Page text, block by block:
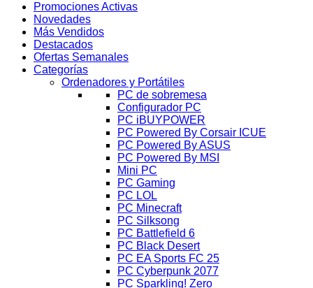
Promociones Activas
Novedades
Más Vendidos
Destacados
Ofertas Semanales
Categorías
Ordenadores y Portátiles
PC de sobremesa
Configurador PC
PC iBUYPOWER
PC Powered By Corsair ICUE
PC Powered By ASUS
PC Powered By MSI
Mini PC
PC Gaming
PC LOL
PC Minecraft
PC Silksong
PC Battlefield 6
PC Black Desert
PC EA Sports FC 25
PC Cyberpunk 2077
PC Sparkling! Zero